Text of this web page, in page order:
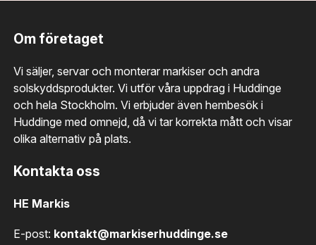
Om företaget
Vi säljer, servar och monterar markiser och andra
solskyddsprodukter. Vi utför våra uppdrag i Huddinge
och hela Stockholm. Vi erbjuder även hembesök i
Huddinge med omnejd, då vi tar korrekta mått och visar
olika alternativ på plats.
Kontakta oss
HE Markis
E-post: kontakt@markiserhuddinge.se